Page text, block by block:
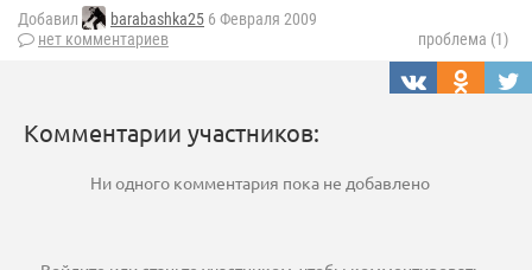
Добавил barabashka25 6 Февраля 2009
нет комментариев
проблема (1)
Комментарии участников:
Ни одного комментария пока не добавлено